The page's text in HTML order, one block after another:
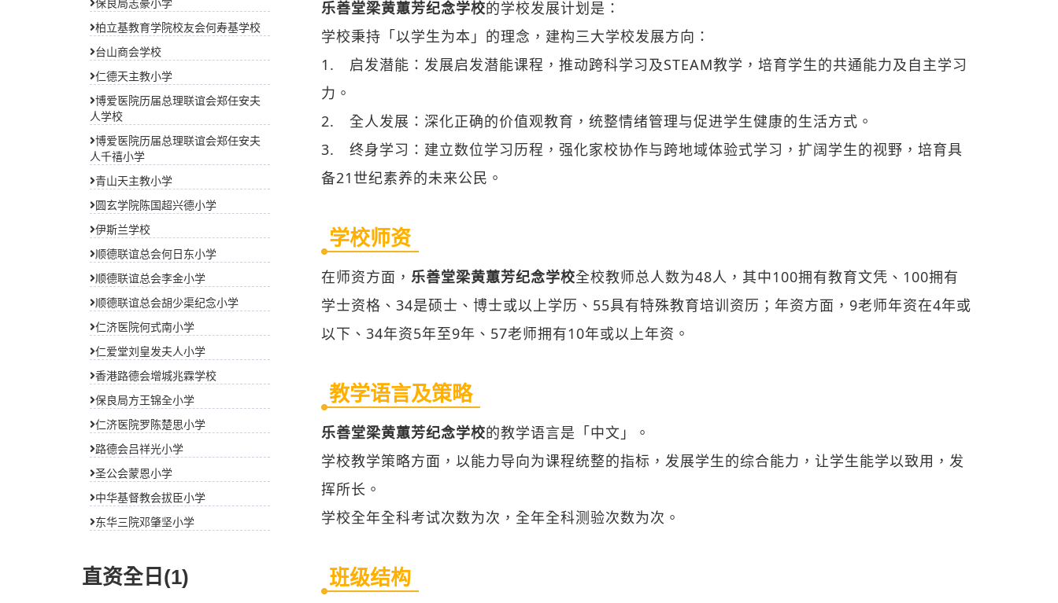
学校师资
学士资格、34是硕士、博士或以上学历、55具有特殊教育培训资历；年资方面，9老师年资在4年或
教学语言及策略
学校教学策略方面，以能力导向为课程统整的指标，发展学生的综合能力，让学生能学以致用，发
班级结构
六4班，总计全校共开24班。
柏立基教育学院校友会何寿基学校
台山商会学校
仁德天主教小学
博爱医院历届总理联谊会郑任安夫
人学校
博爱医院历届总理联谊会郑任安夫
人千禧小学
青山天主教小学
圆玄学院陈国超兴德小学
伊斯兰学校
顺德联谊总会何日东小学
顺德联谊总会李金小学
顺德联谊总会胡少渠纪念小学
仁济医院何式南小学
仁爱堂刘皇发夫人小学
香港路德会增城兆霖学校
保良局方王锦全小学
仁济医院罗陈楚思小学
路德会吕祥光小学
圣公会蒙恩小学
中华基督教会拔臣小学
东华三院邓肇坚小学
直资全日(1)